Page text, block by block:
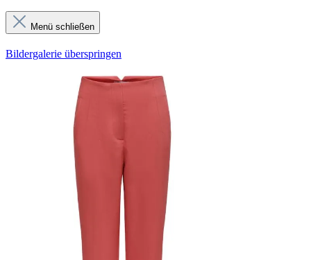
Menü schließen
Bildergalerie überspringen